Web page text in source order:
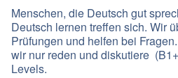
Menschen, die Deutsch gut
Deutsch lernen treffen sich. Wir
Prüfungen und helfen bei
wir nur reden und diskutiere
Levels.